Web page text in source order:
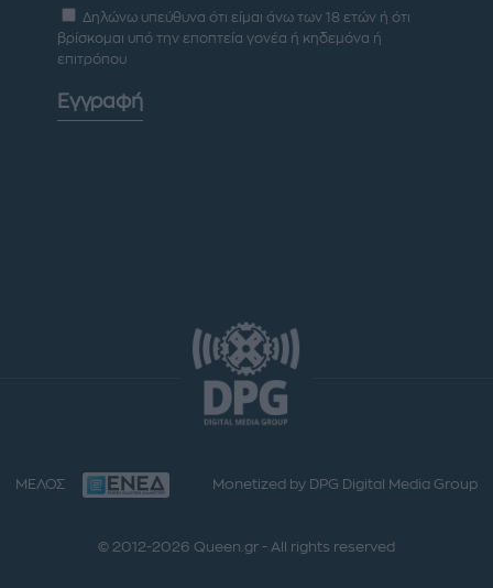
Δηλώνω υπεύθυνα ότι είμαι άνω των 18 ετών ή ότι
βρίσκομαι υπό την εποπτεία γονέα ή κηδεμόνα ή
επιτρόπου
Εγγραφή
ΜΕΛΟΣ Monetized by DPG Digital Media Group
© 2012-2026 Queen.gr - All rights reserved